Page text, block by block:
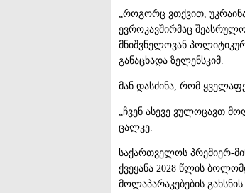
„როგორც ვთქვით,
ევროკავშირმაც
მნიშვნელოვან
განაცხადა ზელენსკიმ.
მან დასძინა, რომ
„ჩვენ ასევე ვულოცავთ
ცალკე.
საქართველოს პრემიერ-
ქვეყანა 2028 წლის
მოლაპარაკებების გახსნის